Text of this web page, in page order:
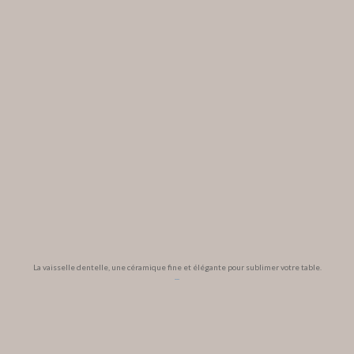
La vaisselle dentelle, une céramique fine et élégante pour sublimer votre table.